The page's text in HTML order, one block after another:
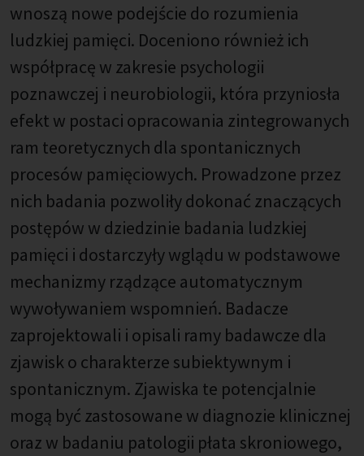
wnoszą nowe podejście do rozumienia
ludzkiej pamięci. Doceniono również ich
współpracę w zakresie psychologii
poznawczej i neurobiologii, która przyniosła
efekt w postaci opracowania zintegrowanych
ram teoretycznych dla spontanicznych
procesów pamięciowych. Prowadzone przez
nich badania pozwoliły dokonać znaczących
postępów w dziedzinie badania ludzkiej
pamięci i dostarczyły wglądu w podstawowe
mechanizmy rządzące automatycznym
wywoływaniem wspomnień. Badacze
zaprojektowali i opisali ramy badawcze dla
zjawisk o charakterze subiektywnym i
spontanicznym. Zjawiska te potencjalnie
mogą być zastosowane w diagnozie klinicznej
oraz w badaniu patologii płata skroniowego,